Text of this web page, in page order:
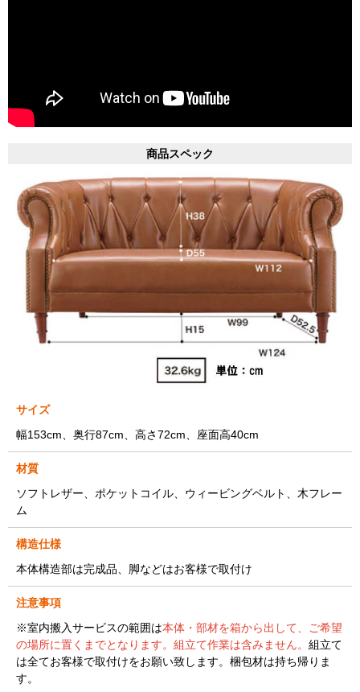
商品スペック
サイズ
幅153cm、奥行87cm、高さ72cm、座面高40cm
材質
ソフトレザー、ポケットコイル、ウィービングベルト、木フレー
ム
構造仕様
本体構造部は完成品、脚などはお客様で取付け
注意事項
※室内搬入サービスの範囲は本体・部材を箱から出して、ご希望
の場所に置くまでとなります。組立て作業は含みません。 組立て
は全てお客様で取付けをお願い致します。梱包材は持ち帰りま
す。